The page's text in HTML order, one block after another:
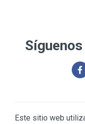
Este sitio web